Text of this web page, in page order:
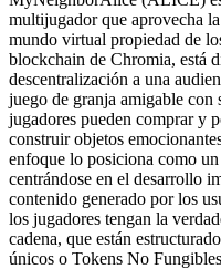
multijugador que aprovecha
mundo virtual propiedad de
blockchain de Chromia, está
descentralización a una
juego de granja amigable con
jugadores pueden comprar y
construir objetos
enfoque lo posiciona como
centrándose en el desarrollo
contenido generado por los
los jugadores tengan la
cadena, que están
únicos o Tokens No